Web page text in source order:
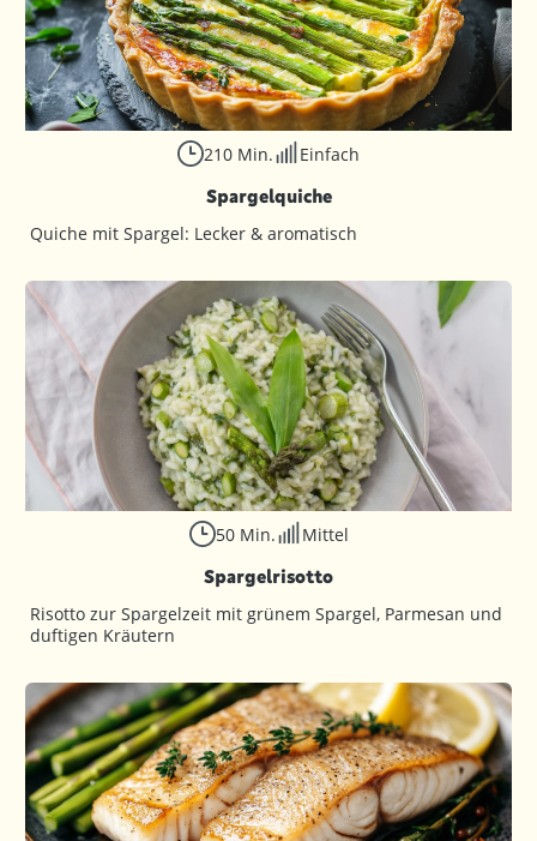
210 Min. Einfach
Spargelquiche
Quiche mit Spargel: Lecker & aromatisch
50 Min. Mittel
Spargelrisotto
Risotto zur Spargelzeit mit grünem Spargel, Parmesan und
duftigen Kräutern